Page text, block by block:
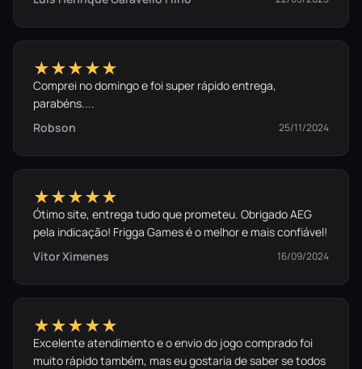
★★★★★
Comprei no domingo e foi super rápido entrega,
parabéns....
Robson
25/11/2024
★★★★★
Ótimo site, entrega tudo que prometeu. Obrigado AEG
pela indicação! Frigga Games é o melhor e mais confiável!
Vitor Ximenes
16/09/2024
★★★★★
Excelente atendimento e o envio do jogo comprado foi
muito rápido também, mas eu gostaria de saber se todos